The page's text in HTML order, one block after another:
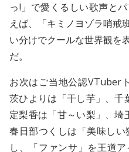
っ!」で愛くるしい歌声と
えば、「キミノヨゾラ哨戒
い分けでクールな世界観を
だ。
お次はご当地公認VTuber
茨ひよりは「干し芋」、
定梨香は「甘～い梨」、埼
春日部つくしは「美味し
し、「ファンサ」を王道